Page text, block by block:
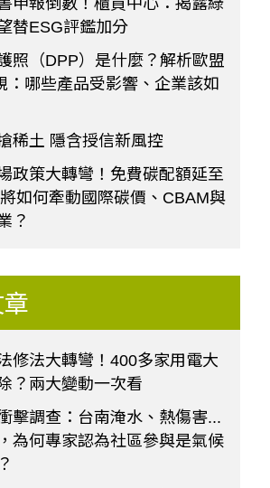
替ESG評鑑加分
照（DPP）是什麼？解析歐盟
：哪些產品受影響、企業該如
稀土 隱含授信新風控
政策大轉彎！免費碳配額延至
如何牽動國際碳價、CBAM與
？
修法大轉彎！400多家用電大
？兩大變動一次看
擊調查：台南淹水、熱傷害...
為何專家認為社區參與是氣候